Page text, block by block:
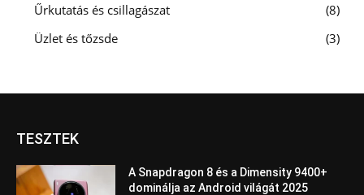
Űrkutatás és csillagászat
8
Üzlet és tőzsde
3
TESZTEK
A Snapdragon 8 és a Dimensity 9400+
dominálja az Android világát 2025